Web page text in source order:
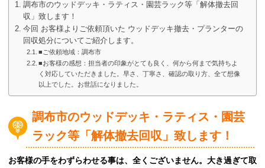
調布市のウッドデッキ・ラティス・園芸ラック等「解体撤去回
収」致します！
今回 お客様よりご依頼頂いた ウッドデッキ撤去・プランターの
回収処分についてご紹介します。
■ご依頼地域：調布市
■お客様の感想：担当者の印象がとても良く、何から何まで気持ちよ
く対応していただきました。早さ、丁寧さ、確認の取り方、全て想像
以上でした。お世話になりました。
調布市のウッドデッキ・ラティス・園芸
ラック等「解体撤去回収」致します！
お客様の手をわずらわせる事は、全くございません。大き過ぎて取